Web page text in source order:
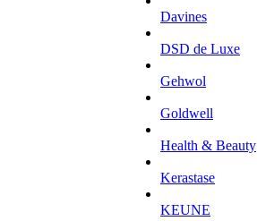
Davines
DSD de Luxe
Gehwol
Goldwell
Health & Beauty
Kerastase
KEUNE